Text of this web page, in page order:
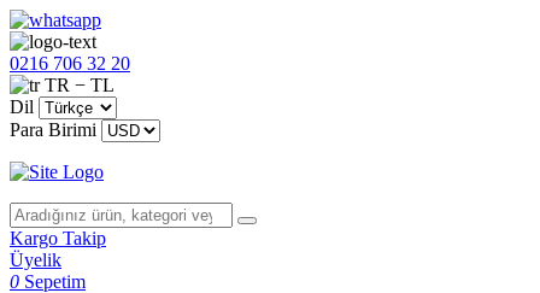
0216 706 32 20
TR − TL
Dil
Para Birimi
Kargo Takip
Üyelik
0 Sepetim